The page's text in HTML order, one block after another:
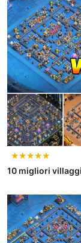
★★★★★
10 migliori